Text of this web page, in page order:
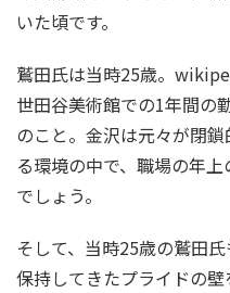
いた頃です。
鷲田氏は当時25歳。
世田谷美術館での1年間の
のこと。金沢は元々が閉
る環境の中で、職場の年
でしょう。
そして、当時25歳の鷲田
保持してきたプライドの